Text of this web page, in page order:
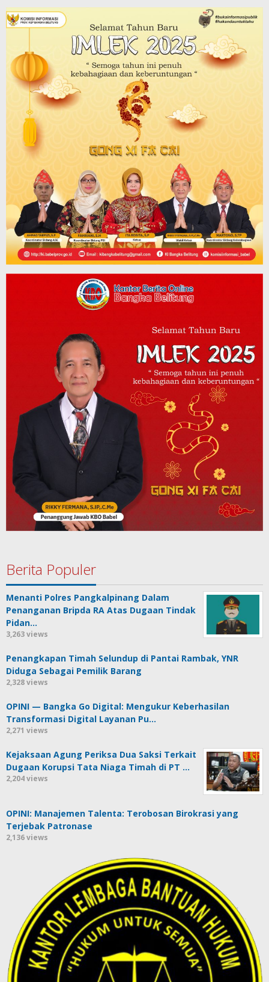
Berita Populer
Menanti Polres Pangkalpinang Dalam
Penanganan Bripda RA Atas Dugaan Tindak
Pidan…
3,263 views
Penangkapan Timah Selundup di Pantai Rambak, YNR
Diduga Sebagai Pemilik Barang
2,328 views
OPINI — Bangka Go Digital: Mengukur Keberhasilan
Transformasi Digital Layanan Pu…
2,271 views
Kejaksaan Agung Periksa Dua Saksi Terkait
Dugaan Korupsi Tata Niaga Timah di PT …
2,204 views
OPINI: Manajemen Talenta: Terobosan Birokrasi yang
Terjebak Patronase
2,136 views